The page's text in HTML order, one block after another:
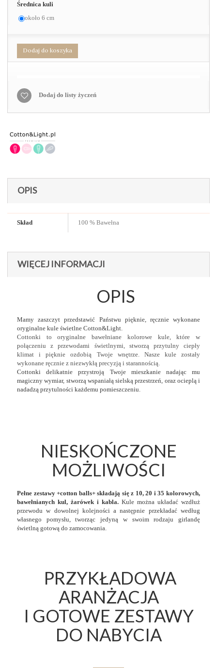
Średnica kuli
około 6 cm
Dodaj do koszyka
Dodaj do listy życzeń
OPIS
Skład 100 % Bawełna
WIĘCEJ INFORMACJI
OPIS
Mamy zaszczyt przedstawić Państwu pięknie, ręcznie wykonane
oryginalne kule świetlne Cotton&Light.
Cottonki to oryginalne bawełniane kolorowe kule, które w
połączeniu z przewodami świetlnymi, stworzą przytulny ciepły
klimat i pięknie ozdobią Twoje wnętrze. Nasze kule zostały
wykonane ręcznie z niezwykłą precyzją i starannością.
Cottonki delikatnie przystroją Twoje mieszkanie nadając mu
magiczny wymiar, stworzą wspaniałą sielską przestrzeń, oraz ocieplą i
nadadzą przytulności każdemu pomieszczeniu.
NIESKOŃCZONE
MOŻLIWOŚCI
Pełne zestawy +cotton balls+ składają się z 10, 20 i 35 kolorowych,
bawełnianych kul, żarówek i kabla. Kule można układać wzdłuż
przewodu w dowolnej kolejności a następnie przekładać według
własnego pomysłu, tworząc jedyną w swoim rodzaju girlandę
świetlną gotową do zamocowania.
PRZYKŁADOWA
ARANŻACJA
I GOTOWE ZESTAWY
DO NABYCIA